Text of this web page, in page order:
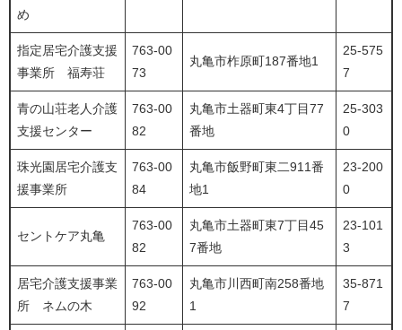
め
指定居宅介護支援
事業所 福寿荘
763-00
73
丸亀市柞原町187番地1
25-575
7
青の山荘老人介護
支援センター
763-00
82
丸亀市土器町東4丁目77
番地
25-303
0
珠光園居宅介護支
援事業所
763-00
84
丸亀市飯野町東二911番
地1
23-200
0
セントケア丸亀
763-00
82
丸亀市土器町東7丁目45
7番地
23-101
3
居宅介護支援事業
所 ネムの木
763-00
92
丸亀市川西町南258番地
1
35-871
7